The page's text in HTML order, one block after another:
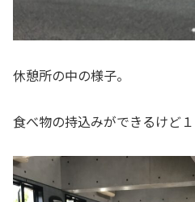
休憩所の中の様子。
食べ物の持込みができるけど